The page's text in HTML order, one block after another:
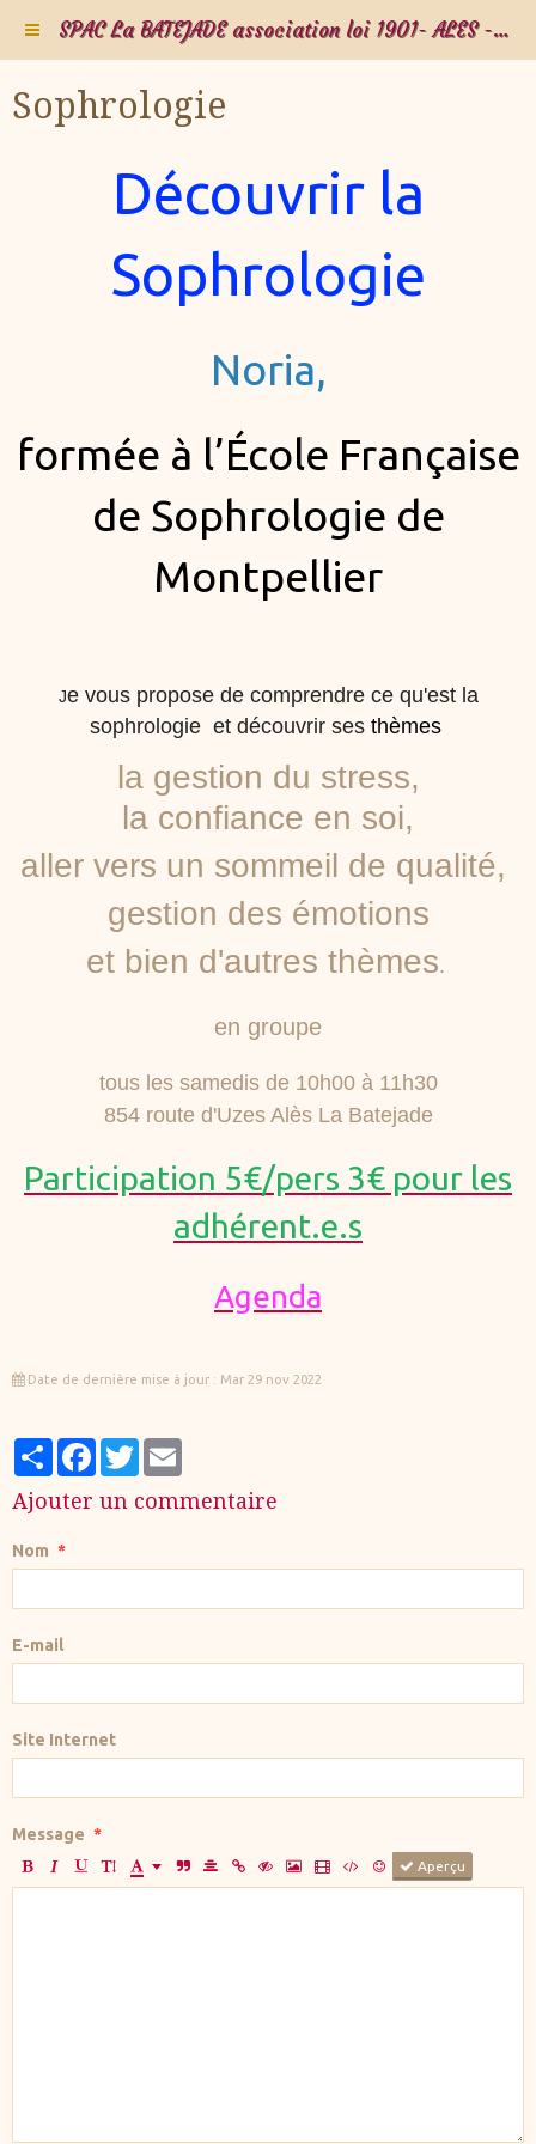
SPAC La BATEJADE association loi 1901- ALES - Gard - Occitanie - FRANCE
Sophrologie
Découvrir la
Sophrologie
Noria,
formée à l’École Française
de Sophrologie de
Montpellier
Je vous propose de comprendre ce qu'est la
sophrologie et découvrir ses thèmes
la gestion du stress,
la confiance en soi,
aller vers un sommeil de qualité,
gestion des émotions
et bien d'autres thèmes.
en groupe
tous les samedis de 10h00 à 11h30
854 route d'Uzes Alès La Batejade
Participation 5€/pers 3€ pour les
adhérent.e.s
Agenda
Date de dernière mise à jour : Mar 29 nov 2022
PartagerFacebook
Twitter
Ajouter un commentaire
Nom
E-mail
Site Internet
Message
Aperçu